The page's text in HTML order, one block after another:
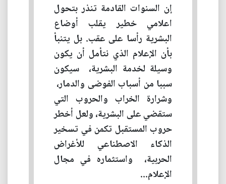
إن السنوات القادمة تنذر بتحول
اعلامي‮ ‬خطير‮ ‬يقلب أوضاع
البشرية رأسا على عقب‮. ‬بل‮ ‬يتنبأ
بأن الإعلام الذي‮ ‬نتأمل أن‮ ‬يكون
وسيلة لخدمة‮ ‬البشرية، ‮ ‬سيكون
سببا من أسباب الفوضى والدمار، ‮
‬وشرارة الخراب والحروب التي‮
‬ستقضي‮ ‬على البشرية‮، ‬ولعل أخطر
حروب المستقبل تكمن في‮ ‬تسخير
الذكاء الاصطناعي‮ ‬للأغراض
الحربية، ‮ ‬واستثماره في‮ ‬مجال
الإعلام‮...